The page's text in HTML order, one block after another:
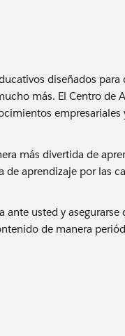
diseñados
más. El Centro de
empresariales
más divertida de
aprendizaje por las
usted y
de manera